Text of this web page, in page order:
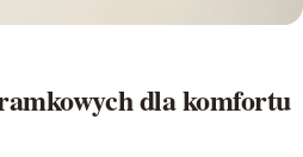
dla komfortu